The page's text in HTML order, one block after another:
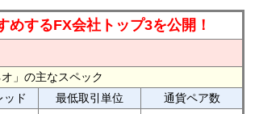
めするFX会社トップ3を公開！
」の主なスペック
ッド 最低取引単位
通貨ペア数